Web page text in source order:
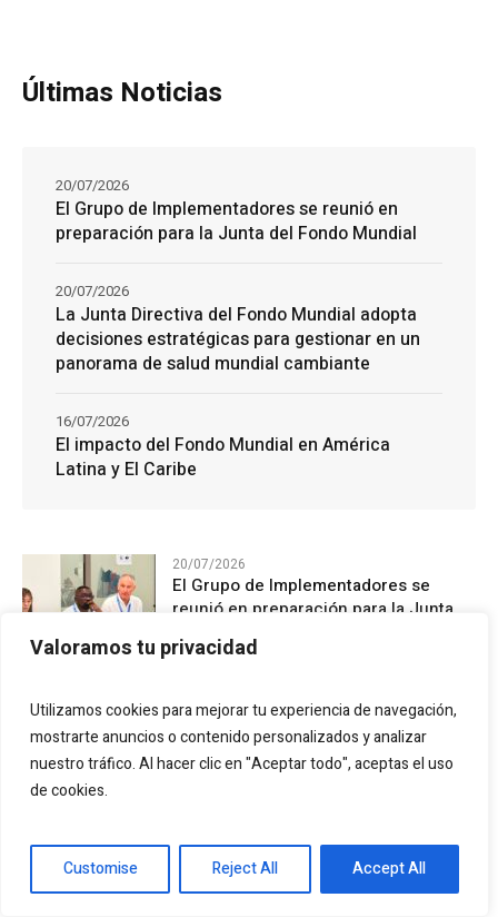
Valoramos tu privacidad
Utilizamos cookies para mejorar tu experiencia de navegación,
mostrarte anuncios o contenido personalizados y analizar
nuestro tráfico. Al hacer clic en "Aceptar todo", aceptas el uso
de cookies.
Customise Reject All Accept All
Últimas Noticias
El Grupo de Implementadores se reunió en
preparación para la Junta del Fondo Mundial
20/07/2026
La Junta Directiva del Fondo Mundial adopta
decisiones estratégicas para gestionar en un
panorama de salud mundial cambiante
20/07/2026
El impacto del Fondo Mundial en América
Latina y El Caribe
16/07/2026
20/07/2026
El Grupo de Implementadores se
reunió en preparación para la Junta
La Junta Directiva del Fondo Mundial
adopta decisiones estratégicas para
gestionar en un panorama de salud
mundial cambiante
América Latina y El Caribe